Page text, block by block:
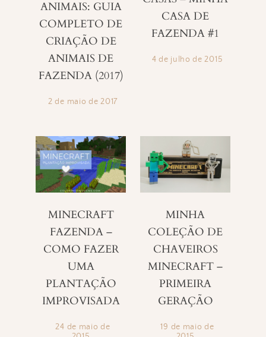
ANIMAIS: GUIA
COMPLETO DE
CRIAÇÃO DE
ANIMAIS DE
FAZENDA (2017)
2 de maio de 2017
CASA DE
FAZENDA #1
4 de julho de 2015
MINECRAFT
FAZENDA –
COMO FAZER
UMA
PLANTAÇÃO
IMPROVISADA
24 de maio de
MINHA
COLEÇÃO DE
CHAVEIROS
MINECRAFT –
PRIMEIRA
GERAÇÃO
19 de maio de